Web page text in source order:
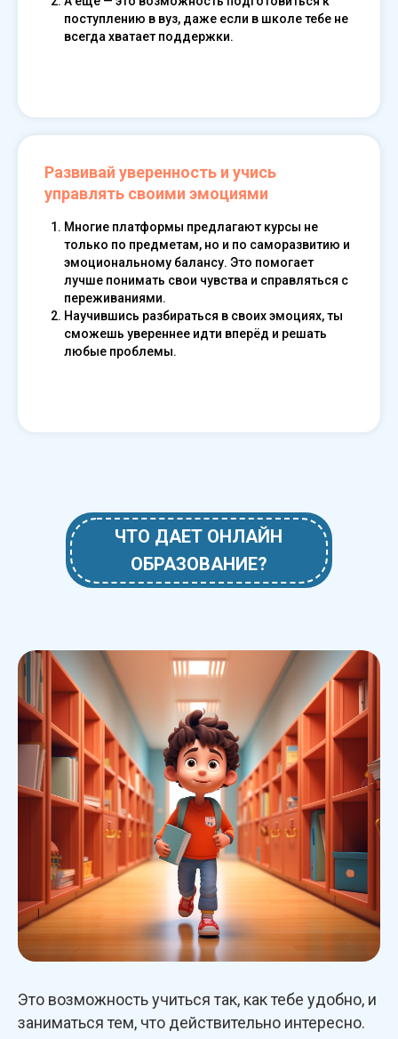
поступлению в вуз, даже если в школе тебе не
всегда хватает поддержки.
Развивай уверенность и учись
управлять своими эмоциями
Многие платформы предлагают курсы не
только по предметам, но и по саморазвитию и
эмоциональному балансу. Это помогает
лучше понимать свои чувства и справляться с
переживаниями.
Научившись разбираться в своих эмоциях, ты
сможешь увереннее идти вперёд и решать
любые проблемы.
ЧТО ДАЕТ ОНЛАЙН
ОБРАЗОВАНИЕ?
Это возможность учиться так, как тебе удобно, и
заниматься тем, что действительно интересно.